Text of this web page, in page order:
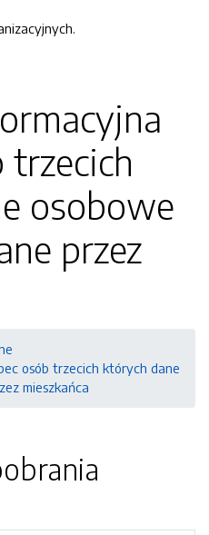
trzecich
osobowe
przez
osób trzecich których dane
mieszkańca